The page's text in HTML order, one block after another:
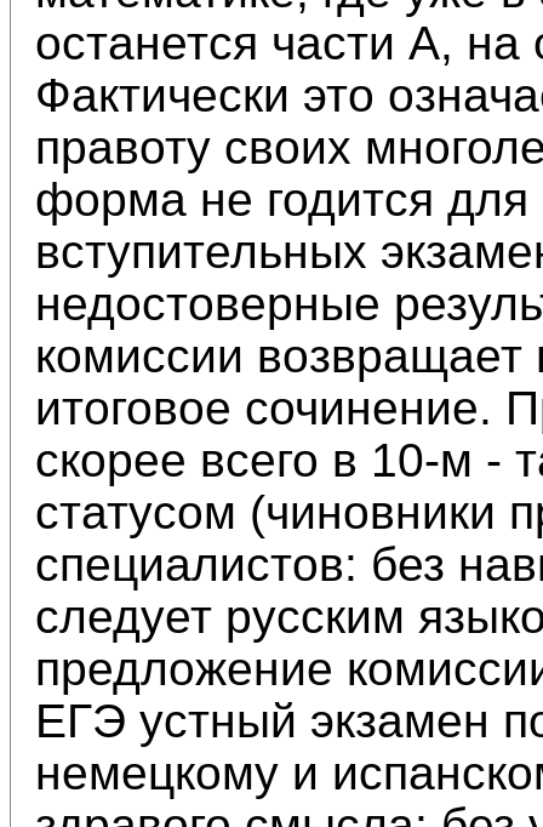
останется части А,
Фактически это
правоту своих
форма не годится
вступительных
недостоверные
комиссии возвращает
итоговое сочинение.
скорее всего в 10-м -
статусом (чиновники
специалистов: без
следует русским
предложение
ЕГЭ устный экзамен
немецкому и